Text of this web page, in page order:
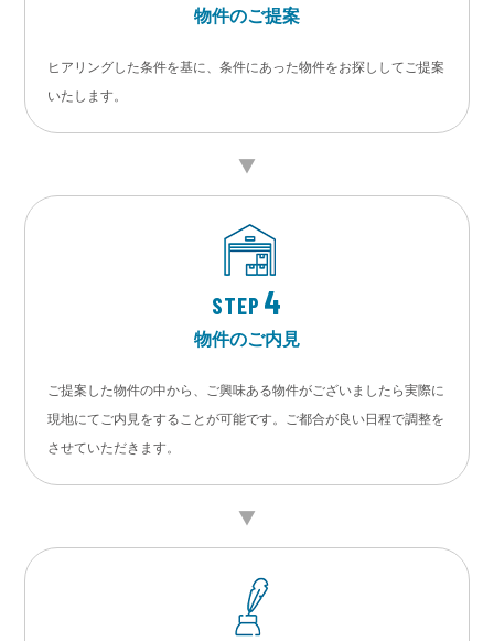
物件のご提案
ヒアリングした条件を基に、条件にあった物件をお探ししてご提案
いたします。
STEP 4
物件のご内見
ご提案した物件の中から、ご興味ある物件がございましたら実際に
現地にてご内見をすることが可能です。ご都合が良い日程で調整を
させていただきます。